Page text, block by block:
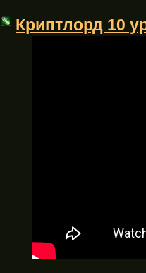
Криптлорд 10